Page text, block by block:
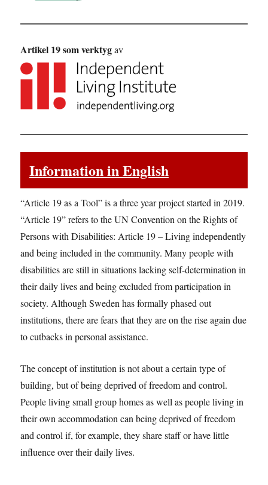
Artikel 19 som verktygav
Information in English
“Article 19 as a Tool” is a three year project started in 2019.
“Article 19” refers to the UN Convention on the Rights of
Persons with Disabilities: Article 19 – Living independently
and being included in the community. Many people with
disabilities are still in situations lacking self-determination in
their daily lives and being excluded from participation in
society. Although Sweden has formally phased out
institutions, there are fears that they are on the rise again due
to cutbacks in personal assistance.
The concept of institution is not about a certain type of
building, but of being deprived of freedom and control.
People living small group homes as well as people living in
their own accommodation can being deprived of freedom
and control if, for example, they share staff or have little
influence over their daily lives.